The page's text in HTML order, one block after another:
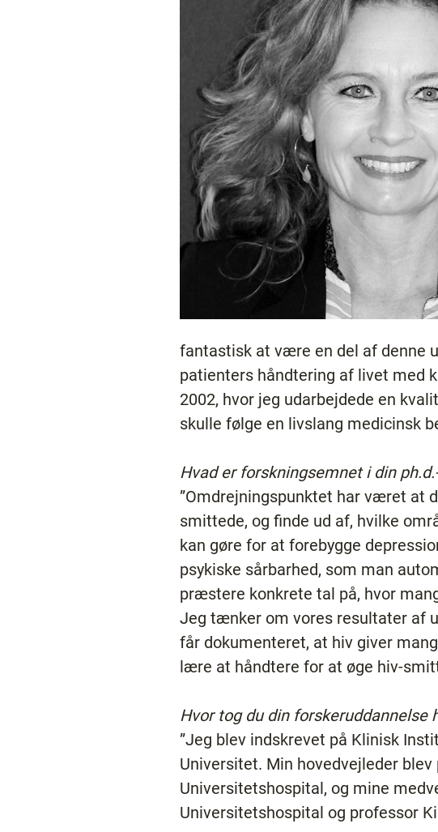
fantastisk at være en del af denne
patienters håndtering af livet med
2002, hvor jeg udarbejdede en
skulle følge en livslang medicinsk
Hvad er forskningsemnet i din
”Omdrejningspunktet har været at
smittede, og finde ud af, hvilke
kan gøre for at forebygge
psykiske sårbarhed, som man
præstere konkrete tal på, hvor
Jeg tænker om vores resultater af
får dokumenteret, at hiv giver
lære at håndtere for at øge hiv-
Hvor tog du din forskeruddannelse
”Jeg blev indskrevet på Klinisk
Universitet. Min hovedvejleder
Universitetshospital, og mine
Universitetshospital og professor